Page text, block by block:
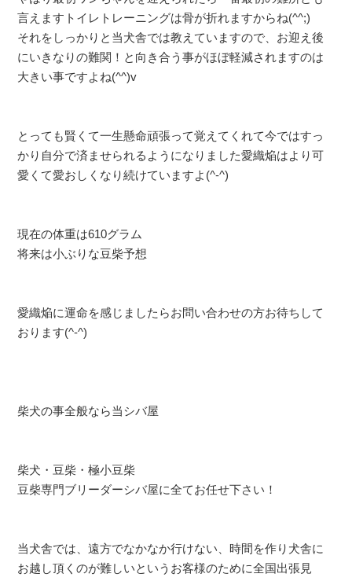
言えますトイレトレーニングは骨が折れますからね(^^;)
それをしっかりと当犬舎では教えていますので、お迎え後
にいきなりの難関！と向き合う事がほぼ軽減されますのは
大きい事ですよね(^^)v
とっても賢くて一生懸命頑張って覚えてくれて今ではすっ
かり自分で済ませられるようになりました愛織焔はより可
愛くて愛おしくなり続けていますよ(^-^)
現在の体重は610グラム
将来は小ぶりな豆柴予想
愛織焔に運命を感じましたらお問い合わせの方お待ちして
おります(^-^)
柴犬の事全般なら当シバ屋
柴犬・豆柴・極小豆柴
豆柴専門ブリーダーシバ屋に全てお任せ下さい！
当犬舎では、遠方でなかなか行けない、時間を作り犬舎に
お越し頂くのが難しいというお客様のために全国出張見